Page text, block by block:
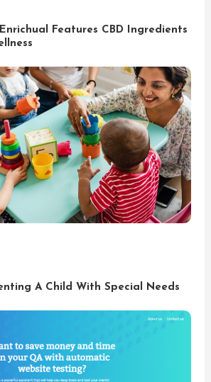
Features CBD Ingredients
A Child With Special Needs